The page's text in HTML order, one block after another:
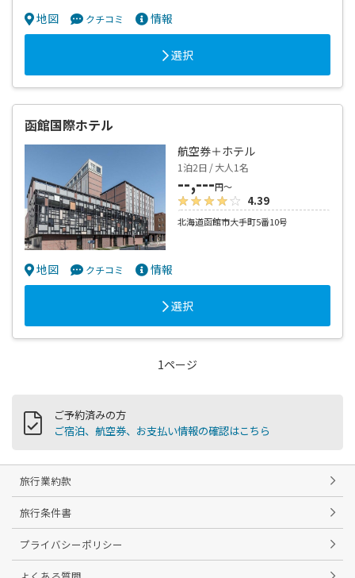
地図 クチコミ 情報
選択
函館国際ホテル
航空券＋ホテル
1泊2日 / 大人1名
--,---円～
4.39
北海道函館市大手町5番10号
地図 クチコミ 情報
選択
1ページ
ご予約済みの方
ご宿泊、航空券、お支払い情報の確認はこちら
旅行業約款
旅行条件書
プライバシーポリシー